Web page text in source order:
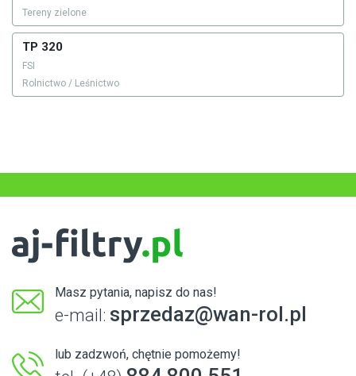
Tereny zielone
TP 320
FSI
Rolnictwo / Leśnictwo
Masz pytania, napisz do nas!
e-mail: sprzedaz@wan-rol.pl
lub zadzwoń, chętnie pomożemy!